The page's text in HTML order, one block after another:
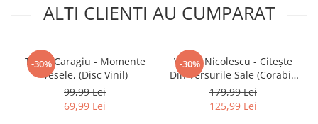
ALTI CLIENTI AU CUMPARAT
-30%
Toma Caragiu - Momente
Vesele, (Disc Vinil)
99,99 Lei
69,99 Lei
-30%
Vasile Nicolescu - Citește
Din Versurile Sale (Corabia
De Sunete), (Disc Vinil)
179,99 Lei
125,99 Lei